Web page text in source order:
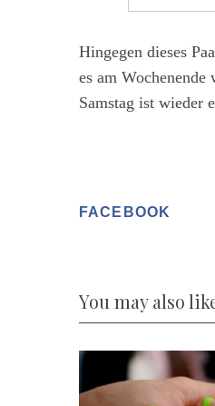
Hingegen dieses
es am
Samstag ist wieder
FACEBOOK
You may also